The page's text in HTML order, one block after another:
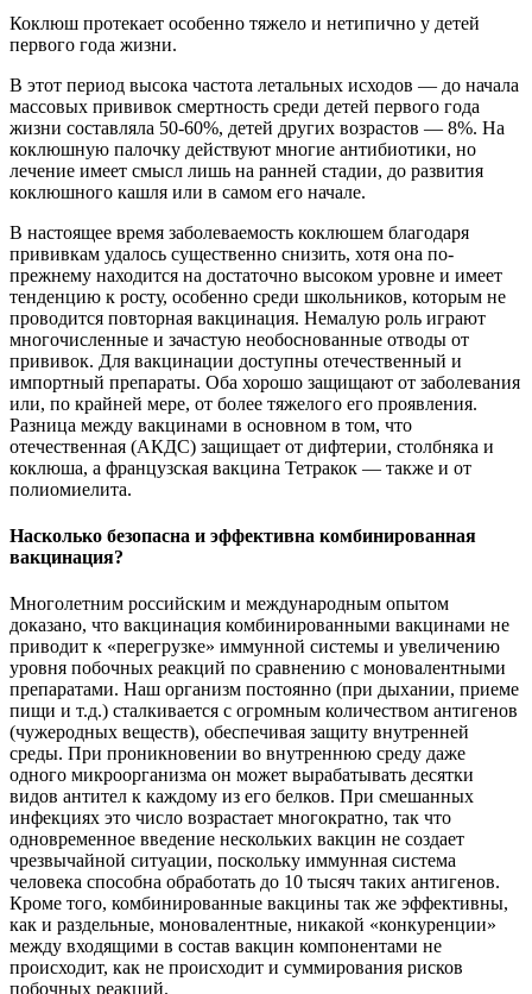
Коклюш протекает особенно тяжело и нетипично у детей
первого года жизни.
В этот период высока частота летальных исходов — до начала
массовых прививок смертность среди детей первого года
жизни составляла 50-60%, детей других возрастов — 8%. На
коклюшную палочку действуют многие антибиотики, но
лечение имеет смысл лишь на ранней стадии, до развития
коклюшного кашля или в самом его начале.
В настоящее время заболеваемость коклюшем благодаря
прививкам удалось существенно снизить, хотя она по-
прежнему находится на достаточно высоком уровне и имеет
тенденцию к росту, особенно среди школьников, которым не
проводится повторная вакцинация. Немалую роль играют
многочисленные и зачастую необоснованные отводы от
прививок. Для вакцинации доступны отечественный и
импортный препараты. Оба хорошо защищают от заболевания
или, по крайней мере, от более тяжелого его проявления.
Разница между вакцинами в основном в том, что
отечественная (АКДС) защищает от дифтерии, столбняка и
коклюша, а французская вакцина Тетракок — также и от
полиомиелита.
Насколько безопасна и эффективна комбинированная
вакцинация?
Многолетним российским и международным опытом
доказано, что вакцинация комбинированными вакцинами не
приводит к «перегрузке» иммунной системы и увеличению
уровня побочных реакций по сравнению с моновалентными
препаратами. Наш организм постоянно (при дыхании, приеме
пищи и т.д.) сталкивается с огромным количеством антигенов
(чужеродных веществ), обеспечивая защиту внутренней
среды. При проникновении во внутреннюю среду даже
одного микроорганизма он может вырабатывать десятки
видов антител к каждому из его белков. При смешанных
инфекциях это число возрастает многократно, так что
одновременное введение нескольких вакцин не создает
чрезвычайной ситуации, поскольку иммунная система
человека способна обработать до 10 тысяч таких антигенов.
Кроме того, комбинированные вакцины так же эффективны,
как и раздельные, моновалентные, никакой «конкуренции»
между входящими в состав вакцин компонентами не
происходит, как не происходит и суммирования рисков
побочных реакций.